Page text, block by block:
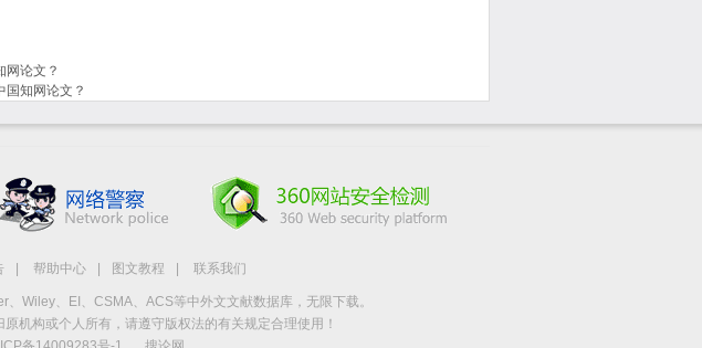
网论文？
国知网论文？
帮助中心 图文教程 联系我们
Wiley、EI、CSMA、ACS等中外文文献数据库，无限下载。
机构或个人所有，请遵守版权法的有关规定合理使用！